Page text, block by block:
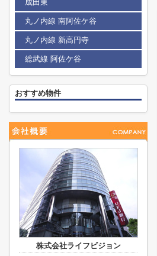
成田東
丸ノ内線 南阿佐ケ谷
丸ノ内線 新高円寺
総武線 阿佐ケ谷
おすすめ物件
株式会社ライフビジョン